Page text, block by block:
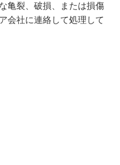
亀裂、破損、または損傷
会社に連絡して処理して